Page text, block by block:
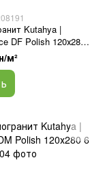
Kutahya |
DF Polish 120х280
м²